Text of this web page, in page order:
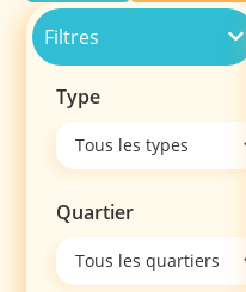
Filtres
Type
Quartier